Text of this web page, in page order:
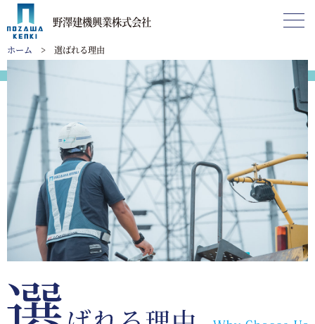
野澤建機興業株式会社
ホーム 選ばれる理由